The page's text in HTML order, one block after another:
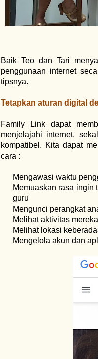
Baik Teo dan Tari
penggunaan internet
tipsnya.
Tetapkan aturan digital
Family Link dapat
menjelajahi internet,
kompatibel. Kita dapat
cara :
Mengawasi waktu
Memuaskan rasa
guru
Mengunci perangkat
Melihat aktivitas mereka
Melihat lokasi
Mengelola akun dan